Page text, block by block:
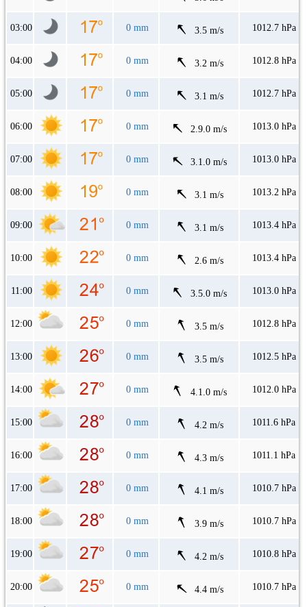
03:00 0 mm 3.5 m/s 1012.7 hPa
04:00 0 mm 3.2 m/s 1012.8 hPa
05:00 0 mm 3.1 m/s 1012.7 hPa
06:00 0 mm 2.9.0 m/s 1013.0 hPa
07:00 0 mm 3.1.0 m/s 1013.0 hPa
08:00 0 mm 3.1 m/s 1013.2 hPa
09:00 0 mm 3.1 m/s 1013.4 hPa
10:00 0 mm 2.6 m/s 1013.4 hPa
11:00 0 mm 3.5.0 m/s 1013.0 hPa
12:00 0 mm 3.5 m/s 1012.8 hPa
13:00 0 mm 3.5 m/s 1012.5 hPa
14:00 0 mm 4.1.0 m/s 1012.0 hPa
15:00 0 mm 4.2 m/s 1011.6 hPa
16:00 0 mm 4.3 m/s 1011.1 hPa
17:00 0 mm 4.1 m/s 1010.7 hPa
18:00 0 mm 3.9 m/s 1010.7 hPa
19:00 0 mm 4.2 m/s 1010.8 hPa
20:00 0 mm 4.4 m/s 1010.7 hPa